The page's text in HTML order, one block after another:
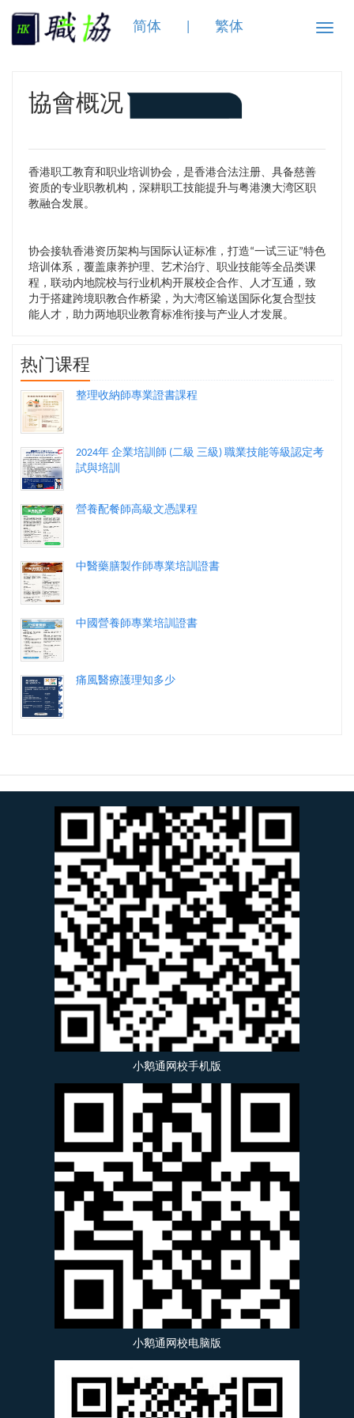
Toggle
简体 繁体
協會概况
香港职工教育和职业培训协会，是香港合法注册、具备慈善
资质的专业职教机构，深耕职工技能提升与粤港澳大湾区职
教融合发展。
协会接轨香港资历架构与国际认证标准，打造“一试三证”特色
培训体系，覆盖康养护理、艺术治疗、职业技能等全品类课
程，联动内地院校与行业机构开展校企合作、人才互通，致
力于搭建跨境职教合作桥梁，为大湾区输送国际化复合型技
能人才，助力两地职业教育标准衔接与产业人才发展。
热门课程
整理收納師專業證書課程
2024年 企業培訓師 (二級 三級) 職業技能等級認定考
試與培訓
營養配餐師高級文憑課程
中醫藥膳製作師專業培訓證書
中國營養師專業培訓證書
痛風醫療護理知多少
小鹅通网校手机版
小鹅通网校电脑版